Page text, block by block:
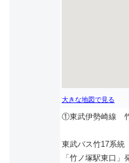
大きな地図で見る
①東武伊勢崎線
東武バス竹17系統
「竹ノ塚駅東口